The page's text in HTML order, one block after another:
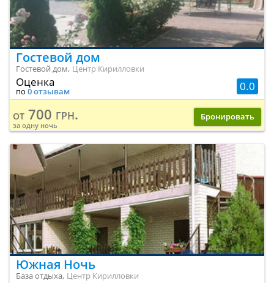
Гостевой дом
Гостевой дом, Центр Кирилловки
0.0
Оценка
по 0 отзывам
от 700 грн.
за одну ночь
Бронировать
Южная Ночь
База отдыха, Центр Кирилловки